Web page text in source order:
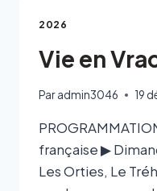
2026
Vie en
Par admin3046 19
française ▶
Les Orties, Le